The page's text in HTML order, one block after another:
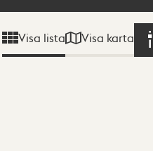
Visa lista Visa karta